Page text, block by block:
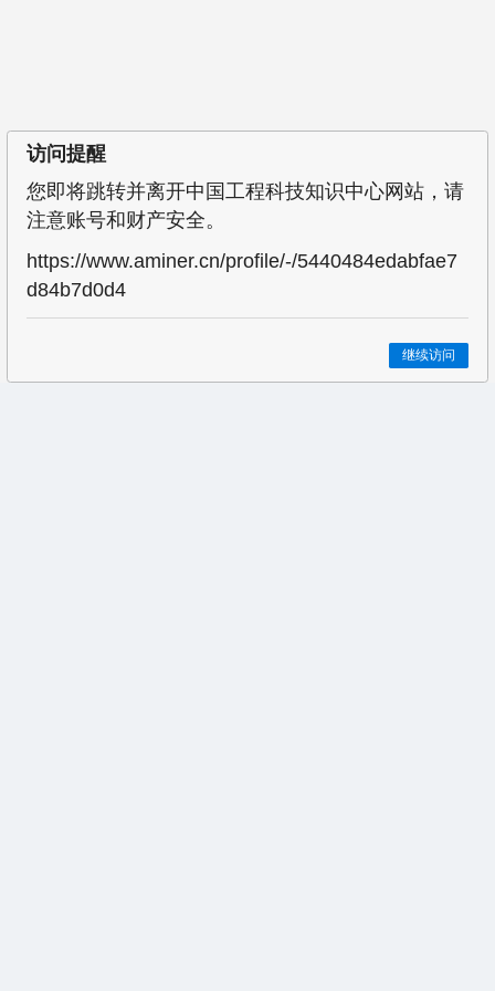
访问提醒
您即将跳转并离开中国工程科技知识中心网站，请
注意账号和财产安全。
https://www.aminer.cn/profile/-/5440484edabfae7
d84b7d0d4
继续访问